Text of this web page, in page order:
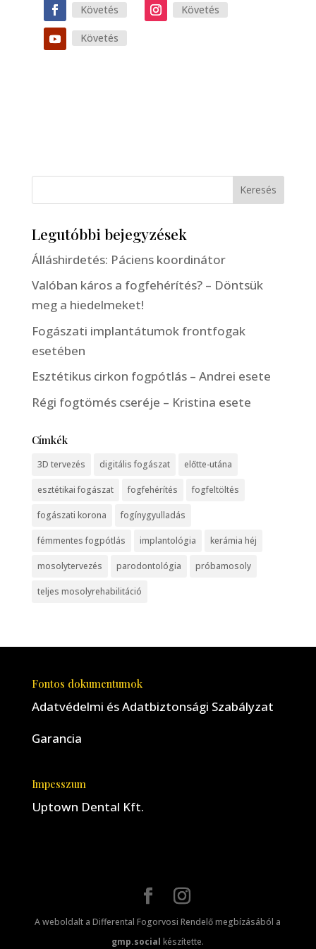
Követés Követés
Követés
Keresés
Legutóbbi bejegyzések
Álláshirdetés: Páciens koordinátor
Valóban káros a fogfehérítés? – Döntsük
meg a hiedelmeket!
Fogászati implantátumok frontfogak
esetében
Esztétikus cirkon fogpótlás – Andrei esete
Régi fogtömés cseréje – Kristina esete
Címkék
3D tervezés digitális fogászat előtte-utána
esztétikai fogászat fogfehérítés fogfeltöltés
fogászati korona fogínygyulladás
fémmentes fogpótlás implantológia kerámia héj
mosolytervezés parodontológia próbamosoly
teljes mosolyrehabilitáció
Fontos dokumentumok
Adatvédelmi és Adatbiztonsági Szabályzat
Garancia
Impesszum
Uptown Dental Kft.
A weboldalt a Differental Fogorvosi Rendelő megbízásából a
gmp.social készítette.